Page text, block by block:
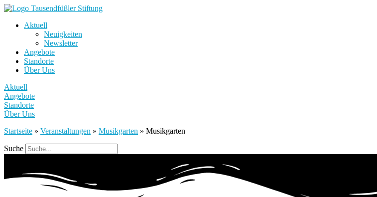
Aktuell
Neuigkeiten
Newsletter
Angebote
Standorte
Über Uns
Aktuell
Angebote
Standorte
Über Uns
Startseite » Veranstaltungen » Musikgarten » Musikgarten
Suche